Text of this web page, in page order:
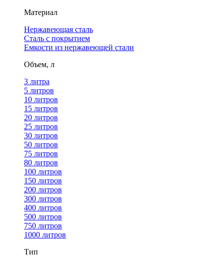
Материал
Нержавеющая сталь
Сталь с покрытием
Емкости из нержавеющей стали
Объем, л
3 литра
5 литров
10 литров
15 литров
20 литров
25 литров
30 литров
50 литров
75 литров
80 литров
100 литров
150 литров
200 литров
300 литров
400 литров
500 литров
750 литров
1000 литров
Тип